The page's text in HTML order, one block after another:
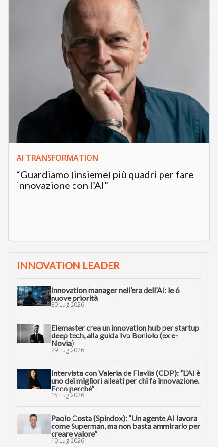
AI TRANSFORMATION
“Guardiamo (insieme) più quadri per fare
innovazione con l’AI”
INNOVATION LEADER
Innovation manager nell’era dell’AI: le 6
nuove priorità
30 Lug 2026
Elemaster crea un innovation hub per startup
deep tech, alla guida Ivo Boniolo (ex e-
Novia)
29 Lug 2026
Intervista con Valeria de Flaviis (CDP): “L’AI è
uno dei migliori alleati per chi fa innovazione.
Ecco perché”
15 Lug 2026
Paolo Costa (Spindox): “Un agente AI lavora
come Superman, ma non basta ammirarlo per
creare valore”
10 Lug 2026